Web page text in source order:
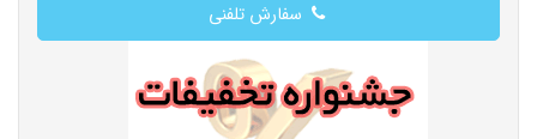
سفارش تلفنی